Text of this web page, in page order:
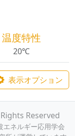
温度特性
20℃
表示オプション
Reserved
エネルギー応用学会